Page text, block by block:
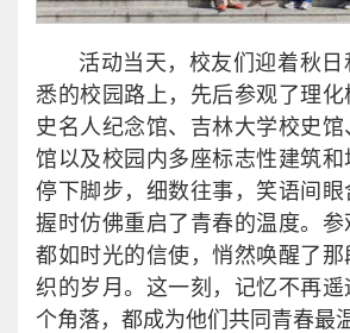
活动当天，校友们迎着秋
悉的校园路上，先后参观了理化
史名人纪念馆、吉林大学校史
馆以及校园内多座标志性建筑
停下脚步，细数往事，笑语间眼
握时仿佛重启了青春的温度。
都如时光的信使，悄然唤醒了
织的岁月。这一刻，记忆不再
个角落，都成为他们共同青春最